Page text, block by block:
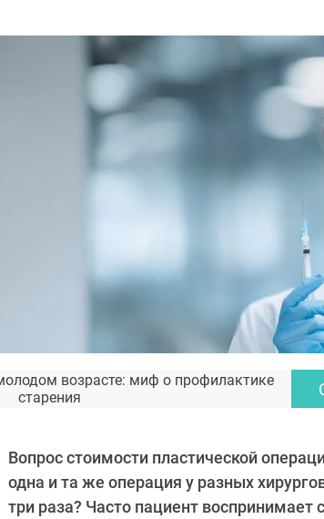
возрасте: миф о профилактике
старения
Вопрос стоимости пластической
одна и та же операция у разных
три раза? Часто пациент воспринимает